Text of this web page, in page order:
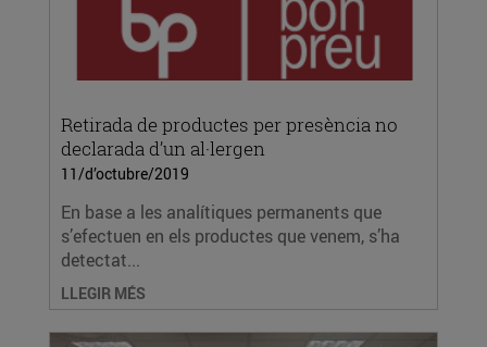
Retirada de productes per presència no
declarada d’un al·lergen
11/d’octubre/2019
En base a les analítiques permanents que
s’efectuen en els productes que venem, s’ha
detectat...
LLEGIR MÉS